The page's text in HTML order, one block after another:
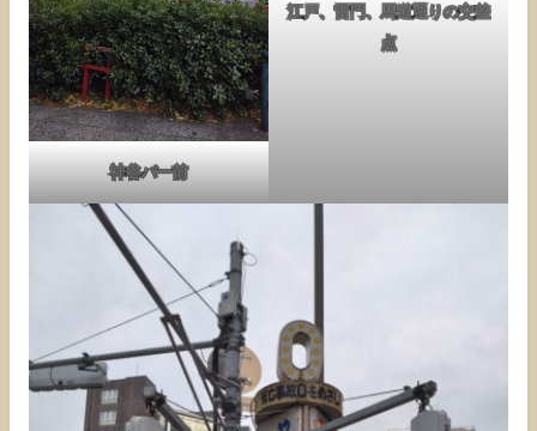
神谷バー前
江戸、雷門、馬道通りの交差
点